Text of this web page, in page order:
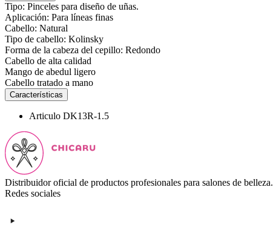
Tipo: Pinceles para diseño de uñas.
Aplicación: Para líneas finas
Cabello: Natural
Tipo de cabello: Kolinsky
Forma de la cabeza del cepillo: Redondo
Cabello de alta calidad
Mango de abedul ligero
Cabello tratado a mano
Características
Articulo DK13R-1.5
Distribuidor oficial de productos profesionales para salones de belleza.
Redes sociales